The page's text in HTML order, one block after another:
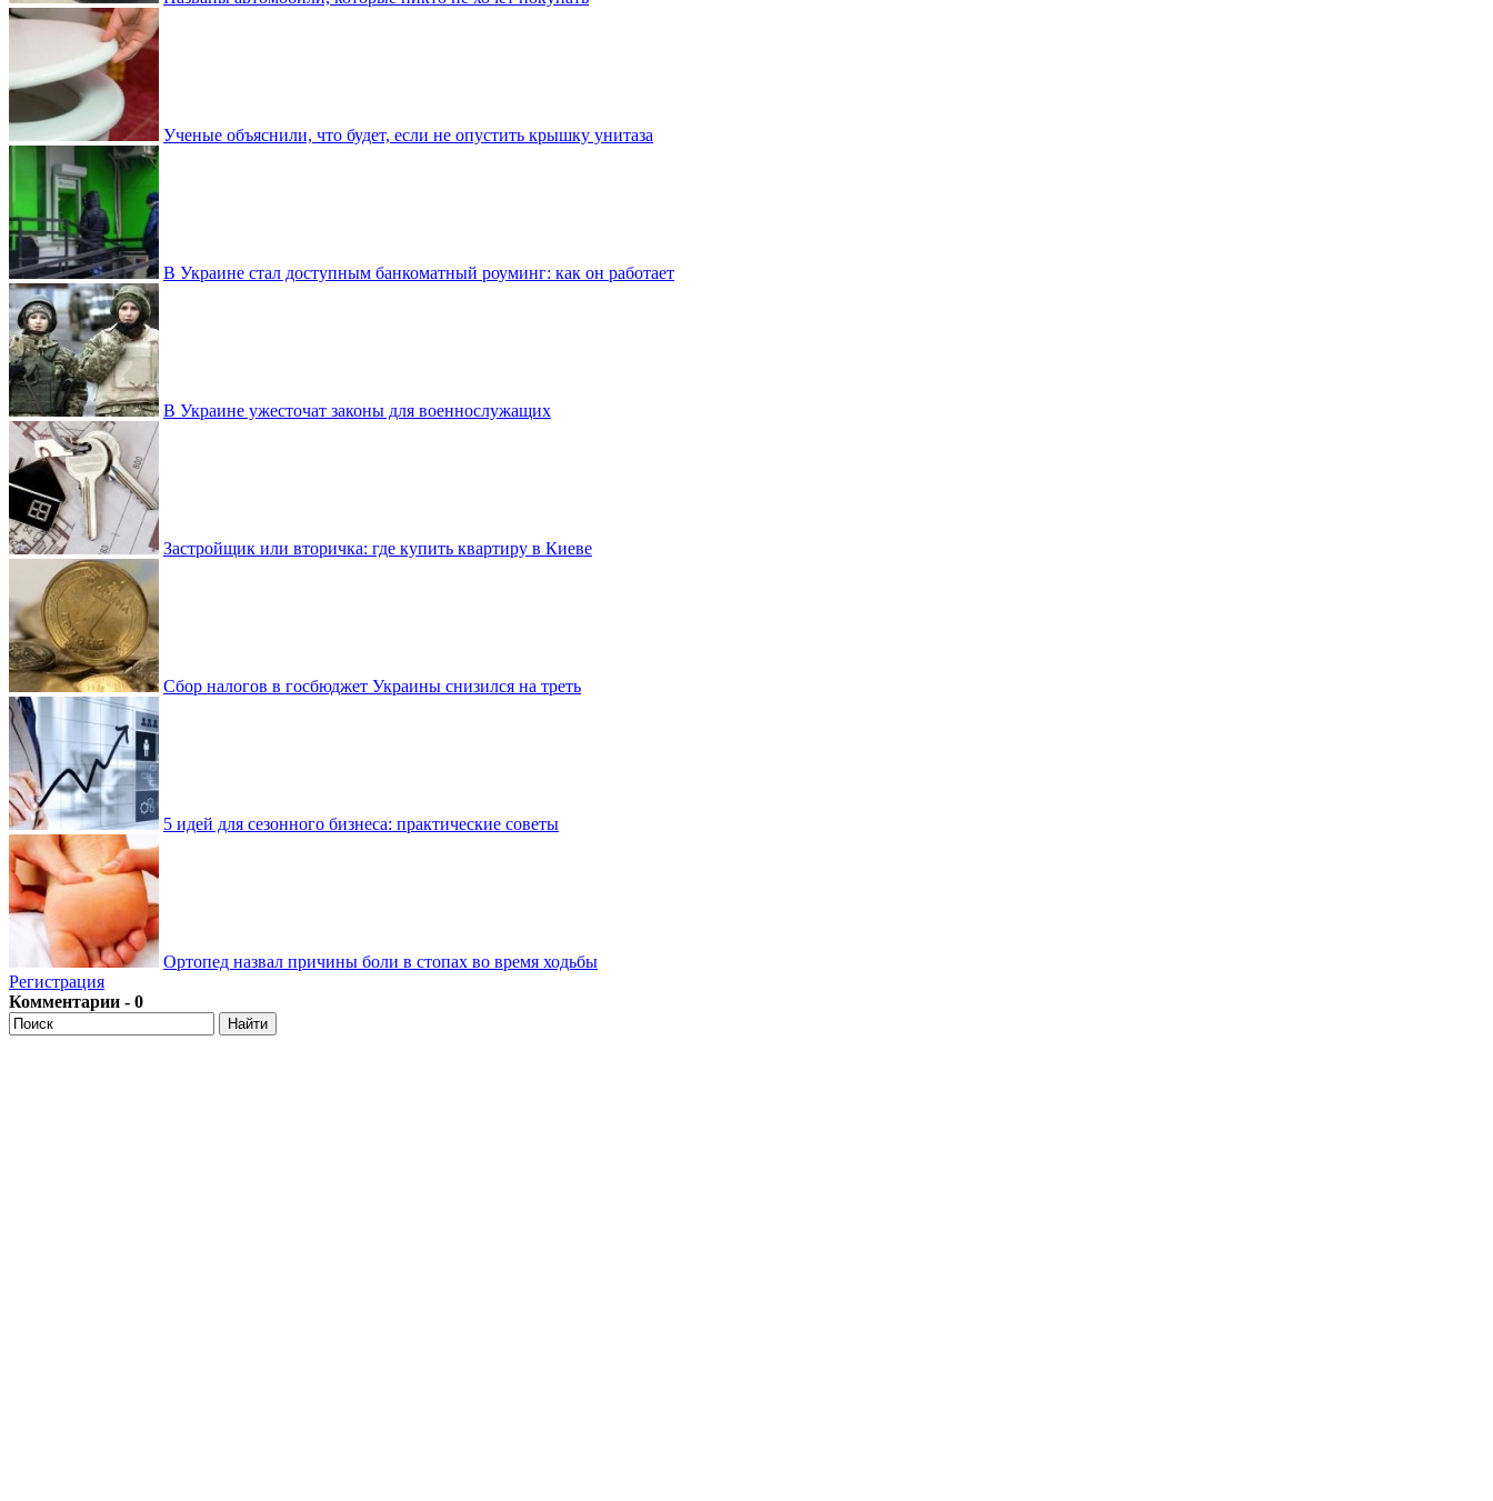
Ученые объяснили, что будет, если не опустить крышку унитаза
В Украине стал доступным банкоматный роуминг: как он работает
В Украине ужесточат законы для военнослужащих
Застройщик или вторичка: где купить квартиру в Киеве
Сбор налогов в госбюджет Украины снизился на треть
5 идей для сезонного бизнеса: практические советы
Ортопед назвал причины боли в стопах во время ходьбы
Регистрация
Комментарии - 0